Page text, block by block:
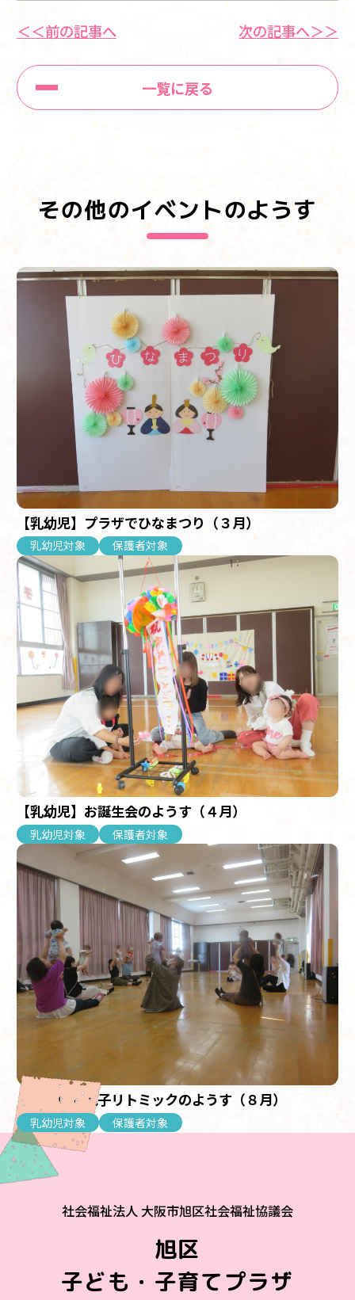
＜＜前の記事へ
一覧に戻る
次の記事へ＞＞
その他のイベントのようす
【乳幼児】プラザでひなまつり（３月）
乳幼児対象 保護者対象
【乳幼児】お誕生会のようす（４月）
乳幼児対象 保護者対象
【乳幼児】親子リトミックのようす（８月）
乳幼児対象 保護者対象
社会福祉法人 大阪市旭区社会福祉協議会
旭区
子ども・子育てプラザ